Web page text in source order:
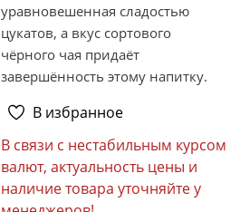
уравновешенная сладостью
цукатов, а вкус сортового
чёрного чая придаёт
завершённость этому напитку.
В избранное
В связи с нестабильным курсом
валют, актуальность цены и
наличие товара уточняйте у